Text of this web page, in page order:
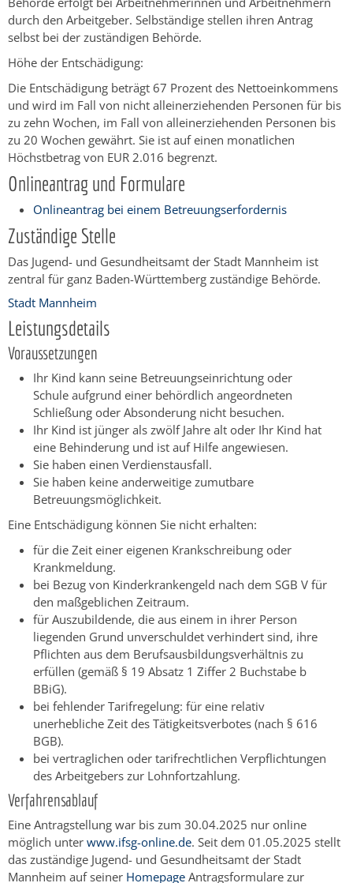
durch den Arbeitgeber. Selbständige stellen ihren Antrag
selbst bei der zuständigen Behörde.
Höhe der Entschädigung:
Die Entschädigung beträgt 67 Prozent des Nettoeinkommens
und wird im Fall von nicht alleinerziehenden Personen für bis
zu zehn Wochen, im Fall von alleinerziehenden Personen bis
zu 20 Wochen gewährt. Sie ist auf einen monatlichen
Höchstbetrag von EUR 2.016 begrenzt.
Onlineantrag und Formulare
Onlineantrag bei einem Betreuungserfordernis
Zuständige Stelle
Das Jugend- und Gesundheitsamt der Stadt Mannheim ist
zentral für ganz Baden-Württemberg zuständige Behörde.
Stadt Mannheim
Leistungsdetails
Voraussetzungen
Ihr Kind kann seine Betreuungseinrichtung oder
Schule aufgrund einer behördlich angeordneten
Schließung oder Absonderung nicht besuchen.
Ihr Kind ist jünger als zwölf Jahre alt oder Ihr Kind hat
eine Behinderung und ist auf Hilfe angewiesen.
Sie haben einen Verdienstausfall.
Sie haben keine anderweitige zumutbare
Betreuungsmöglichkeit.
Eine Entschädigung können Sie nicht erhalten:
für die Zeit einer eigenen Krankschreibung oder
Krankmeldung.
bei Bezug von Kinderkrankengeld nach dem SGB V für
den maßgeblichen Zeitraum.
für Auszubildende, die aus einem in ihrer Person
liegenden Grund unverschuldet verhindert sind, ihre
Pflichten aus dem Berufsausbildungsverhältnis zu
erfüllen (gemäß § 19 Absatz 1 Ziffer 2 Buchstabe b
BBiG).
bei fehlender Tarifregelung: für eine relativ
unerhebliche Zeit des Tätigkeitsverbotes (nach § 616
BGB).
bei vertraglichen oder tarifrechtlichen Verpflichtungen
des Arbeitgebers zur Lohnfortzahlung.
Verfahrensablauf
Eine Antragstellung war bis zum 30.04.2025 nur online
möglich unter www.ifsg-online.de. Seit dem 01.05.2025 stellt
das zuständige Jugend- und Gesundheitsamt der Stadt
Mannheim auf seiner Homepage Antragsformulare zur